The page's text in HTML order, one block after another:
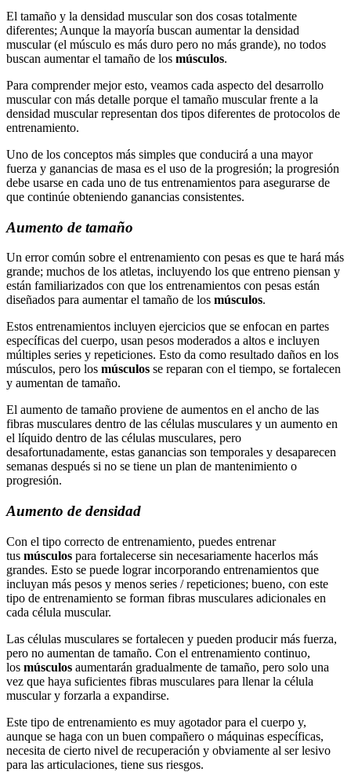
El tamaño y la densidad muscular son dos cosas totalmente
diferentes; Aunque la mayoría buscan aumentar la densidad
muscular (el músculo es más duro pero no más grande), no todos
buscan aumentar el tamaño de los músculos.
Para comprender mejor esto, veamos cada aspecto del desarrollo
muscular con más detalle porque el tamaño muscular frente a la
densidad muscular representan dos tipos diferentes de protocolos de
entrenamiento.
Uno de los conceptos más simples que conducirá a una mayor
fuerza y ganancias de masa es el uso de la progresión; la progresión
debe usarse en cada uno de tus entrenamientos para asegurarse de
que continúe obteniendo ganancias consistentes.
Aumento de tamaño
Un error común sobre el entrenamiento con pesas es que te hará más
grande; muchos de los atletas, incluyendo los que entreno piensan y
están familiarizados con que los entrenamientos con pesas están
diseñados para aumentar el tamaño de los músculos.
Estos entrenamientos incluyen ejercicios que se enfocan en partes
específicas del cuerpo, usan pesos moderados a altos e incluyen
múltiples series y repeticiones. Esto da como resultado daños en los
músculos, pero los músculos se reparan con el tiempo, se fortalecen
y aumentan de tamaño.
El aumento de tamaño proviene de aumentos en el ancho de las
fibras musculares dentro de las células musculares y un aumento en
el líquido dentro de las células musculares, pero
desafortunadamente, estas ganancias son temporales y desaparecen
semanas después si no se tiene un plan de mantenimiento o
progresión.
Aumento de densidad
Con el tipo correcto de entrenamiento, puedes entrenar
tus músculos para fortalecerse sin necesariamente hacerlos más
grandes. Esto se puede lograr incorporando entrenamientos que
incluyan más pesos y menos series / repeticiones; bueno, con este
tipo de entrenamiento se forman fibras musculares adicionales en
cada célula muscular.
Las células musculares se fortalecen y pueden producir más fuerza,
pero no aumentan de tamaño. Con el entrenamiento continuo,
los músculos aumentarán gradualmente de tamaño, pero solo una
vez que haya suficientes fibras musculares para llenar la célula
muscular y forzarla a expandirse.
Este tipo de entrenamiento es muy agotador para el cuerpo y,
aunque se haga con un buen compañero o máquinas específicas,
necesita de cierto nivel de recuperación y obviamente al ser lesivo
para las articulaciones, tiene sus riesgos.